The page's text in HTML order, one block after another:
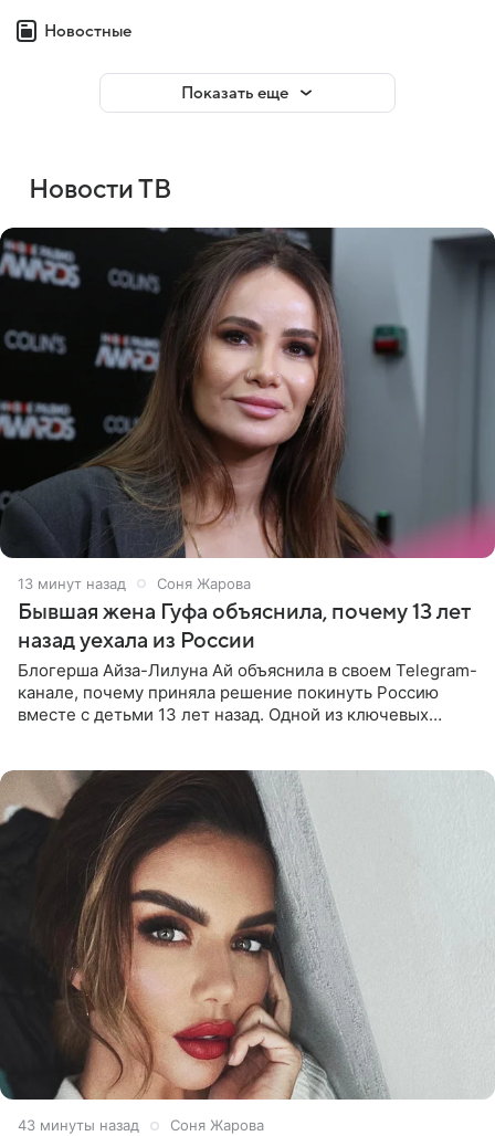
Новостные
Показать еще
Новости ТВ
14 минут назад Соня Жарова
Бывшая жена Гуфа объяснила, почему 13 лет
назад уехала из России
Блогерша Айза-Лилуна Ай объяснила в своем Telegram-
канале, почему приняла решение покинуть Россию
вместе с детьми 13 лет назад. Одной из ключевых
44 минуты назад Соня Жарова